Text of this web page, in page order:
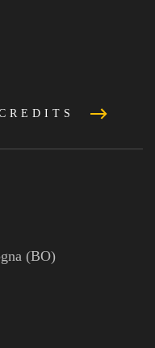
(BO)